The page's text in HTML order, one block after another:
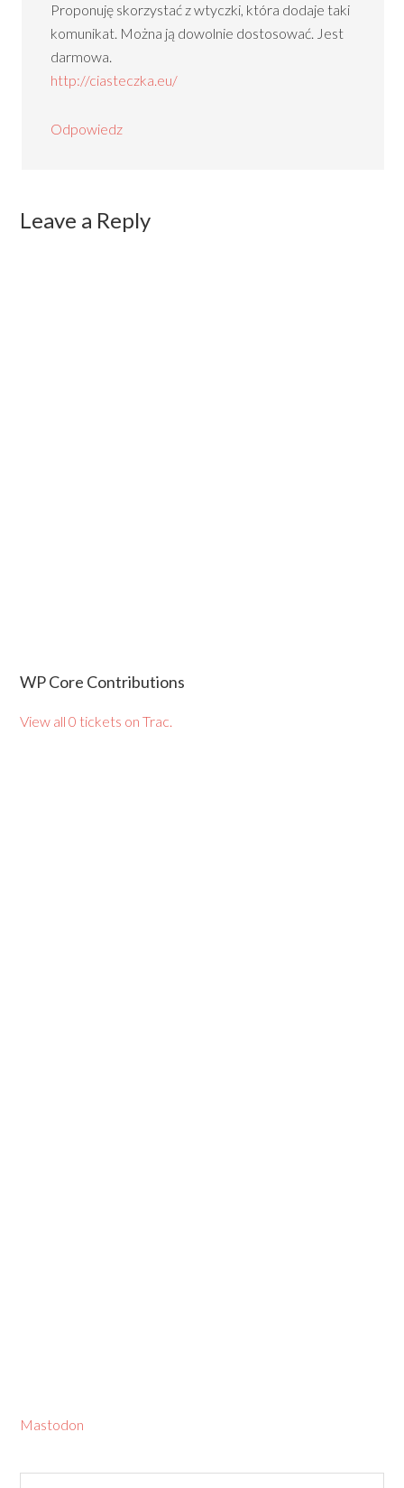
Proponuję skorzystać z wtyczki, która dodaje taki
komunikat. Można ją dowolnie dostosować. Jest
darmowa.
http://ciasteczka.eu/
Odpowiedz
Leave a Reply
WP Core Contributions
View all 0 tickets on Trac.
Mastodon